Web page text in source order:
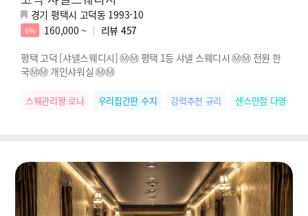
경기 평택시 고덕동 1993-10
6% 160,000 ~ 리뷰 457
평택 고덕 [샤넬스웨디시] Ⓜ️Ⓜ️ 평택 1등 샤넬 스웨디시 Ⓜ️Ⓜ️ 전원 한
국Ⓜ️Ⓜ️ 개인샤워실 Ⓜ️Ⓜ️
스웨관리짱 로나 우리집간판 수지 강력추천 규리 센스만점 다영